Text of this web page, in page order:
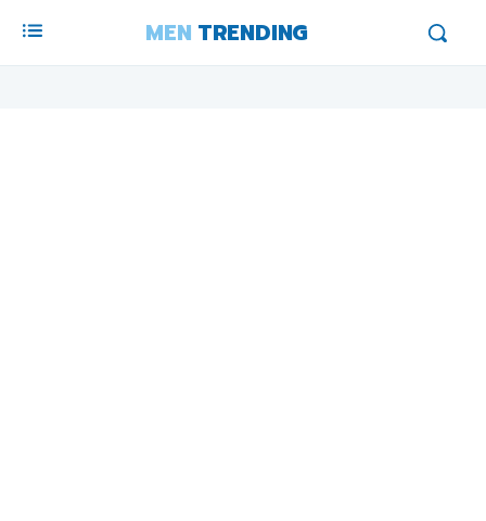
MEN TRENDING